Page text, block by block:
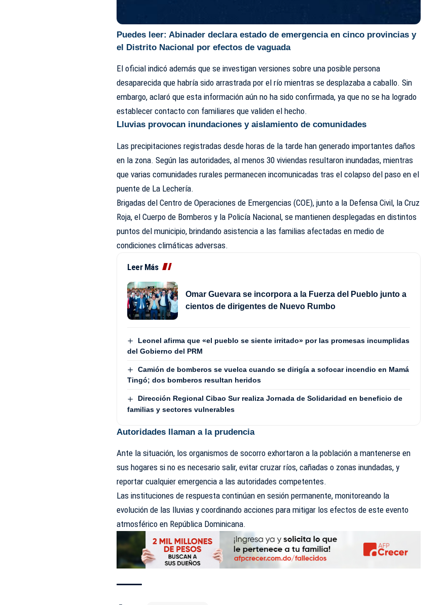
Puedes leer:Abinader declara estado de emergencia en cinco provincias y
el Distrito Nacional por efectos de vaguada
El oficial indicó además que se investigan versiones sobre una posible persona
desaparecida que habría sido arrastrada por el río mientras se desplazaba a caballo. Sin
embargo, aclaró que esta información aún no ha sido confirmada, ya que no se ha logrado
establecer contacto con familiares que validen el hecho.
Lluvias provocan inundaciones y aislamiento de comunidades
Las precipitaciones registradas desde horas de la tarde han generado importantes daños
en la zona. Según las autoridades, al menos 30 viviendas resultaron inundadas, mientras
que varias comunidades rurales permanecen incomunicadas tras el colapso del paso en el
puente de La Lechería.
Brigadas del Centro de Operaciones de Emergencias (COE), junto a la Defensa Civil, la Cruz
Roja, el Cuerpo de Bomberos y la Policía Nacional, se mantienen desplegadas en distintos
puntos del municipio, brindando asistencia a las familias afectadas en medio de
condiciones climáticas adversas.
Leer Más
Omar Guevara se incorpora a la Fuerza del Pueblo junto a
cientos de dirigentes de Nuevo Rumbo
Leonel afirma que «el pueblo se siente irritado» por las promesas incumplidas
del Gobierno del PRM
Camión de bomberos se vuelca cuando se dirigía a sofocar incendio en Mamá
Tingó; dos bomberos resultan heridos
Dirección Regional Cibao Sur realiza Jornada de Solidaridad en beneficio de
familias y sectores vulnerables
Autoridades llaman a la prudencia
Ante la situación, los organismos de socorro exhortaron a la población a mantenerse en
sus hogares si no es necesario salir, evitar cruzar ríos, cañadas o zonas inundadas, y
reportar cualquier emergencia a las autoridades competentes.
Las instituciones de respuesta continúan en sesión permanente, monitoreando la
evolución de las lluvias y coordinando acciones para mitigar los efectos de este evento
atmosférico en República Dominicana.